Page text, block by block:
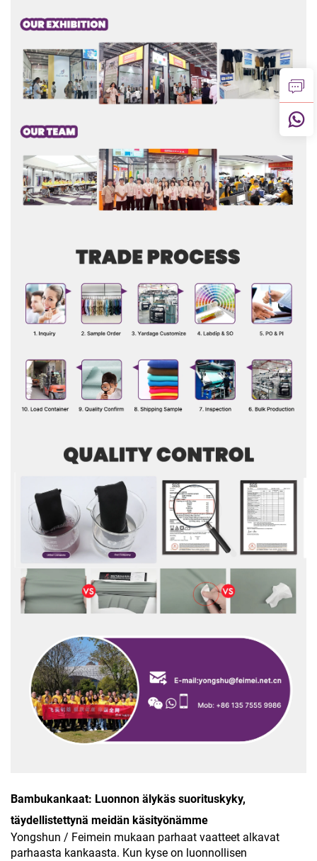
Bambukankaat: Luonnon älykäs suorituskyky,
täydellistettynä meidän käsityönämme
Yongshun / Feimein mukaan parhaat vaatteet alkavat
parhaasta kankaasta. Kun kyse on luonnollisen